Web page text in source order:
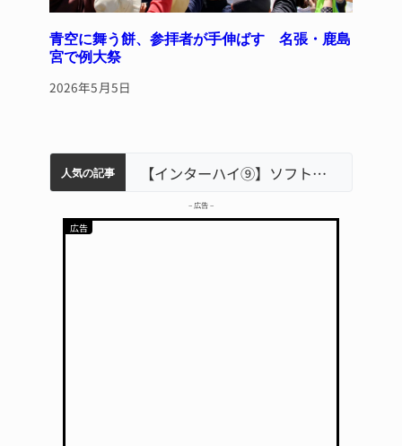
青空に舞う餅、参拝者が手伸ばす 名張・鹿島
宮で例大祭
2026年5月5日
人気の記事
中学校の陶壁モニュメント 地元建設会社がボランティアで清掃 伊賀名張市立病院のDMAT、熊本地震の被災地へ 能登以来3回目の派遣
名張市水道料金47％値上げへ 答申案、審議会で大筋まとまる
【インターハイ⑨】ソフトテニス ミス減らし上位狙う 近大高専 名張市、給食センター整備へ実施計画案 14小学校集約の年次計画も
– 広告 –